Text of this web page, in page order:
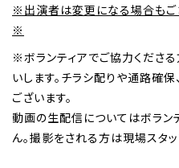
※出演者は変更になる場合もご
※
※ボランティアでご協力くださ
いします。チラシ配りや通路確
ございます。
動画の生配信についてはボラン
ん。撮影をされる方は現場スタ